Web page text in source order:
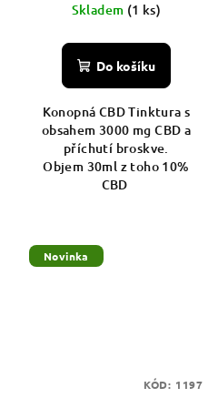
Skladem (1 ks)
Do košíku
Konopná CBD Tinktura s
obsahem 3000 mg CBD a
příchutí broskve.
Objem 30ml z toho 10%
CBD
Novinka
KÓD: 1197